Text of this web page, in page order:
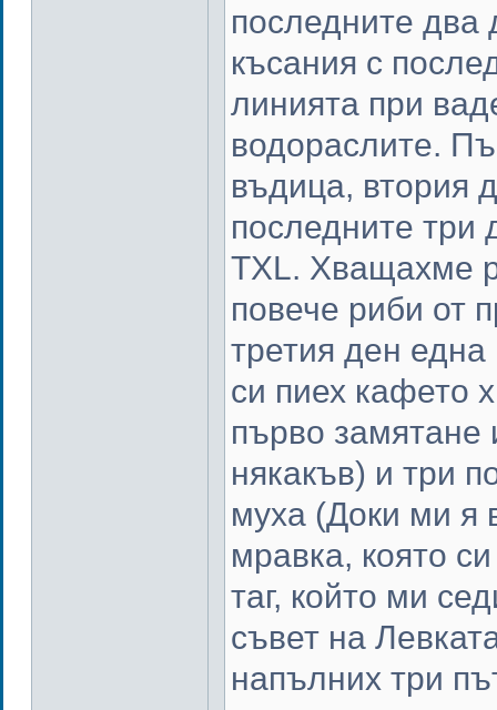
последните
късания с
линията при
водораслите.
въдица, втория
последните три
TXL. Хващахме
повече риби от
третия ден
си пиех кафето
първо замятане
някакъв) и три
муха (Доки ми я
мравка, която
таг, който ми
съвет на
напълних три